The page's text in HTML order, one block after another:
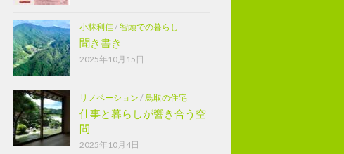
小林利佳/智頭での暮らし
聞き書き
2025年10月15日
リノベーション / 鳥取の住宅
仕事と暮らしが響き合う空
間
2025年10月4日